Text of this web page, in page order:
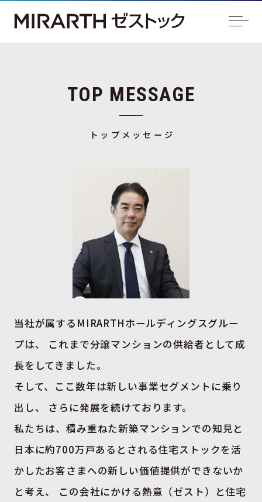
TOP MESSAGE
トップメッセージ
当社が属するMIRARTHホールディングスグルー
プは、
これまで分譲マンションの供給者として成
長をしてきました。
そして、ここ数年は新しい事業セグメントに乗り
出し、 さらに発展を続けております。
私たちは、積み重ねた新築マンションでの知見と
日本に約700万戸あるとされる住宅ストックを活
かしたお客さまへの新しい価値提供ができないか
と考え、
この会社にかける熱意（ゼスト）と住宅